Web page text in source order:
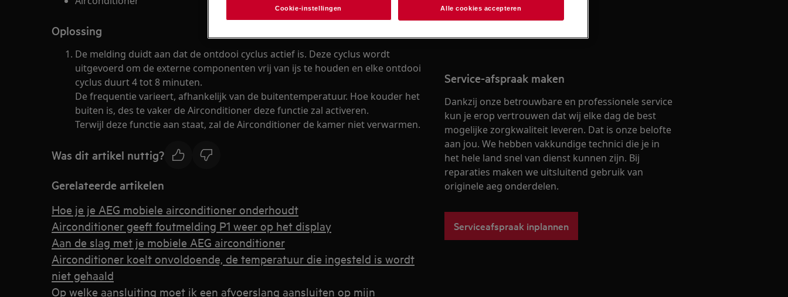
Oplossing
De melding duidt aan dat de ontdooi cyclus actief is. Deze cyclus wordt
uitgevoerd om de externe componenten vrij van ijs te houden en elke ontdooi
cyclus duurt 4 tot 8 minuten.
De frequentie varieert, afhankelijk van de buitentemperatuur. Hoe kouder het
buiten is, des te vaker de Airconditioner deze functie zal activeren.
Terwijl deze functie aan staat, zal de Airconditioner de kamer niet verwarmen.
Was dit artikel nuttig?
Gerelateerde artikelen
Hoe je je AEG mobiele airconditioner onderhoudt
Airconditioner geeft foutmelding P1 weer op het display
Aan de slag met je mobiele AEG airconditioner
Airconditioner koelt onvoldoende, de temperatuur die ingesteld is wordt
niet gehaald
Op welke aansluiting moet ik een afvoerslang aansluiten op mijn
Naar webshop
Service-afspraak maken
Dankzij onze betrouwbare en professionele service
kun je erop vertrouwen dat wij elke dag de best
mogelijke zorgkwaliteit leveren. Dat is onze belofte
aan jou. We hebben vakkundige technici die je in
het hele land snel van dienst kunnen zijn. Bij
reparaties maken we uitsluitend gebruik van
originele aeg onderdelen.
Serviceafspraak inplannen
Cookie-instellingen Alle cookies accepteren